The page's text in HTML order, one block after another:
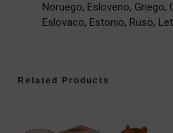
Noruego, Esloveno, Griego,
Eslovaco, Estonio, Ruso,
Related Products